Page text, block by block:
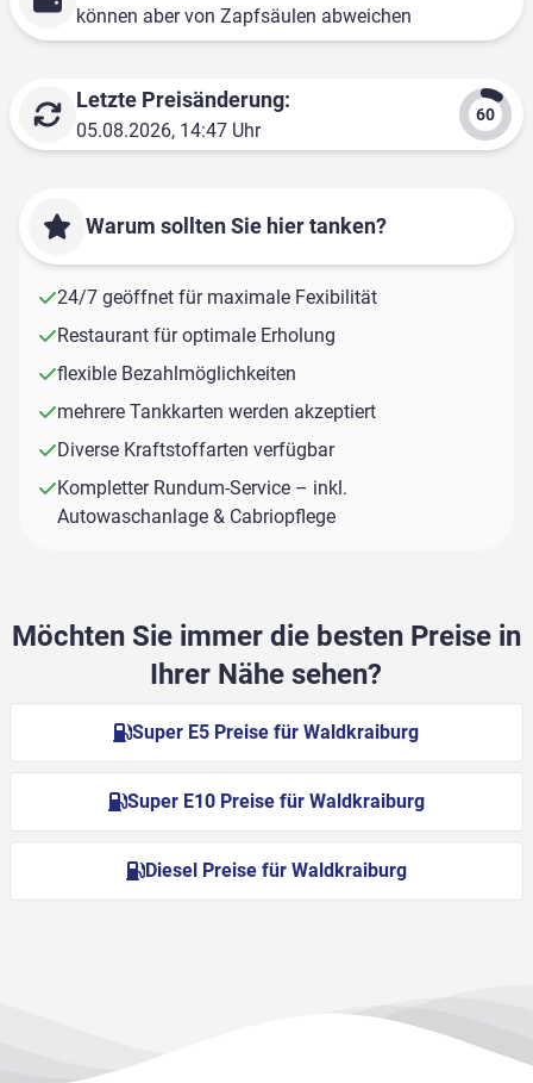
können aber von Zapfsäulen abweichen
Letzte Preisänderung:
05.08.2026, 14:47 Uhr
Warum sollten Sie hier tanken?
24/7 geöffnet für maximale Fexibilität
Restaurant für optimale Erholung
flexible Bezahlmöglichkeiten
mehrere Tankkarten werden akzeptiert
Diverse Kraftstoffarten verfügbar
Kompletter Rundum-Service – inkl.
Autowaschanlage & Cabriopflege
Möchten Sie immer die besten Preise in
Ihrer Nähe sehen?
Super E5 Preise für Waldkraiburg
Super E10 Preise für Waldkraiburg
Diesel Preise für Waldkraiburg